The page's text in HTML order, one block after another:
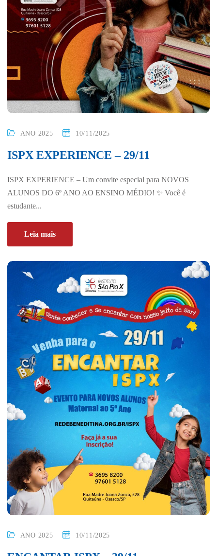
ANO 2025 10/11/2025
ISPX EXPERIENCE – 29/11
ISPX EXPERIENCE – Um convite especial para NOVOS
ALUNOS DO 6º ANO AO ENSINO MÉDIO! ✨ Você é
estudante...
Leia mais
ANO 2025 10/11/2025